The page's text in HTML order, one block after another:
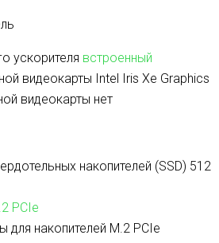
ускорителя встроенный
видеокарты Intel Iris Xe Graphics
видеокарты нет
накопителей (SSD) 512
PCIe
для накопителей M.2 PCIe